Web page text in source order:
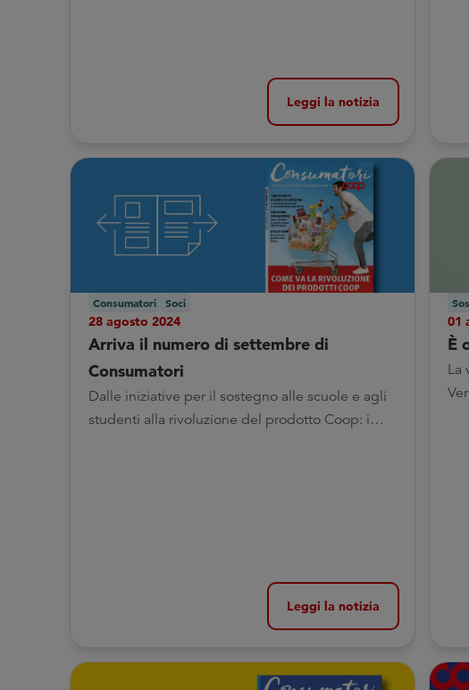
Leggi la notizia
Consumatori Soci
28 agosto 2024
Arriva il numero di settembre di
Consumatori
Dalle iniziative per il sostegno alle scuole e agli
studenti alla rivoluzione del prodotto Coop: i
Leggi la notizia
01
È
La